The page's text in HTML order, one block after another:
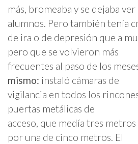
más, bromeaba y se dejaba
alumnos. Pero también tenía
de ira o de depresión que a
pero que se volvieron más
frecuentes al paso de los
mismo: instaló cámaras de
vigilancia en todos los
puertas metálicas de
acceso, que medía tres
por una de cinco metros. El